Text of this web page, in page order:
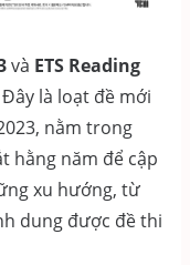
và ETS Reading
Đây là loạt đề mới
nằm trong
hằng năm để cập
xu hướng, từ
dung được đề thi